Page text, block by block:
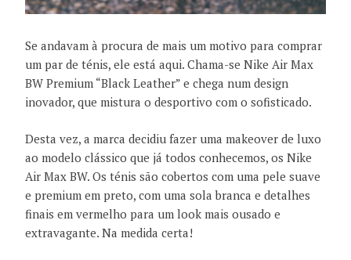
Se andavam à procura de mais um motivo para comprar
um par de ténis, ele está aqui. Chama-se Nike Air Max
BW Premium “Black Leather” e chega num design
inovador, que mistura o desportivo com o sofisticado.
Desta vez, a marca decidiu fazer uma makeover de luxo
ao modelo clássico que já todos conhecemos, os Nike
Air Max BW. Os ténis são cobertos com uma pele suave
e premium em preto, com uma sola branca e detalhes
finais em vermelho para um look mais ousado e
extravagante. Na medida certa!